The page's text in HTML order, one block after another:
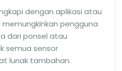
dengan aplikasi atau
pengguna
dari ponsel atau
semua sensor
lunak tambahan.